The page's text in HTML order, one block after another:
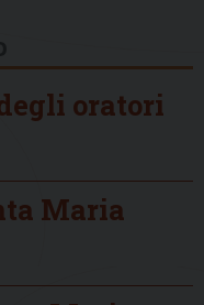
oratori
Maria